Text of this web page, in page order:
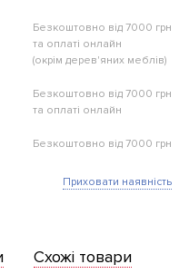
Безкоштовно від 7000 грн
та оплаті онлайн
(окрім дерев'яних меблів)
Безкоштовно від 7000 грн
та оплаті онлайн
Безкоштовно від 7000 грн
Приховати наявність
Схожі товари